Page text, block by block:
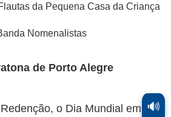
da Pequena Casa da Criança
Nomenalistas
de Porto Alegre
o Dia Mundial em 🔊